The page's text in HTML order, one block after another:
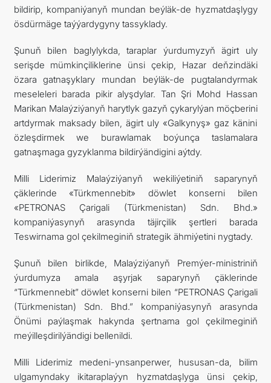
bildirip, kompaniýanyň mundan beýläk-de hyzmatdaşlygy
ösdürmäge taýýardygyny tassyklady.
Şunuň bilen baglylykda, taraplar ýurdumyzyň ägirt uly
serişde mümkinçiliklerine ünsi çekip, Hazar deňzindäki
özara gatnaşyklary mundan beýläk-de pugtalandyrmak
meseleleri barada pikir alyşdylar. Tan Şri Mohd Hassan
Marikan Malaýziýanyň harytlyk gazyň çykarylýan möçberini
artdyrmak maksady bilen, ägirt uly «Galkynyş» gaz känini
özleşdirmek we burawlamak boýunça taslamalara
gatnaşmaga gyzyklanma bildirýändigini aýtdy.
Milli Liderimiz Malaýziýanyň wekiliýetiniň saparynyň
çäklerinde «Türkmennebit» döwlet konserni bilen
«PETRONAS Çarigali (Türkmenistan) Sdn. Bhd.»
kompaniýasynyň arasynda täjirçilik şertleri barada
Teswirnama gol çekilmeginiň strategik ähmiýetini nygtady.
Şunuň bilen birlikde, Malaýziýanyň Premýer-ministriniň
ýurdumyza amala aşyrjak saparynyň çäklerinde
“Türkmennebit” döwlet konserni bilen “PETRONAS Çarigali
(Türkmenistan) Sdn. Bhd.” kompaniýasynyň arasynda
Önümi paýlaşmak hakynda şertnama gol çekilmeginiň
meýilleşdirilýändigi bellenildi.
Milli Liderimiz medeni-ynsanperwer, hususan-da, bilim
ulgamyndaky ikitaraplaýyn hyzmatdaşlyga ünsi çekip,